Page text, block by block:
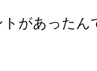
があったん